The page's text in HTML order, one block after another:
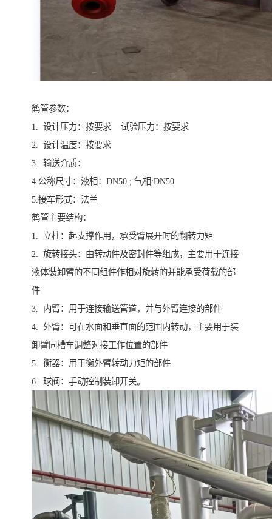
鹤管参数：
1. 设计压力：按要求 试验压力：按要求
2. 设计温度：按要求
3. 输送介质：
4.公称尺寸：液相：DN50 ; 气相:DN50
5.接车形式：法兰
鹤管主要结构：
1. 立柱：起支撑作用，承受臂展开时的翻转力矩
2. 旋转接头：由转动件及密封件等组成，主要用于连接
液体装卸臂的不同组件作相对旋转的并能承受荷载的部
件
3. 内臂：用于连接输送管道，并与外臂连接的部件
4. 外臂：可在水面和垂直面的范围内转动，主要用于装
卸臂同槽车调整对接工作位置的部件
5. 衡器：用于衡外臂转动力矩的部件
6. 球阀：手动控制装卸开关。